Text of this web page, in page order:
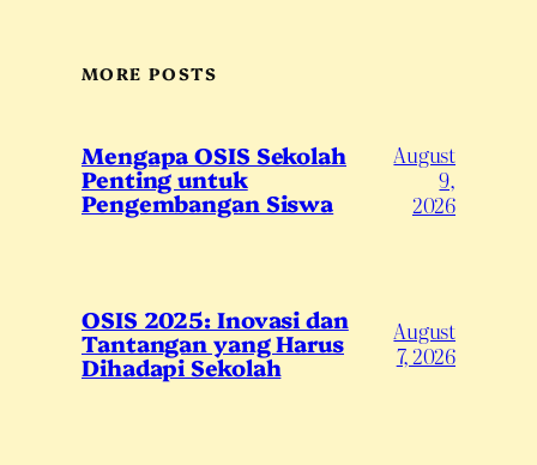
MORE POSTS
Mengapa OSIS Sekolah
Penting untuk
Pengembangan Siswa
August
9,
2026
OSIS 2025: Inovasi dan
Tantangan yang Harus
Dihadapi Sekolah
August
7, 2026